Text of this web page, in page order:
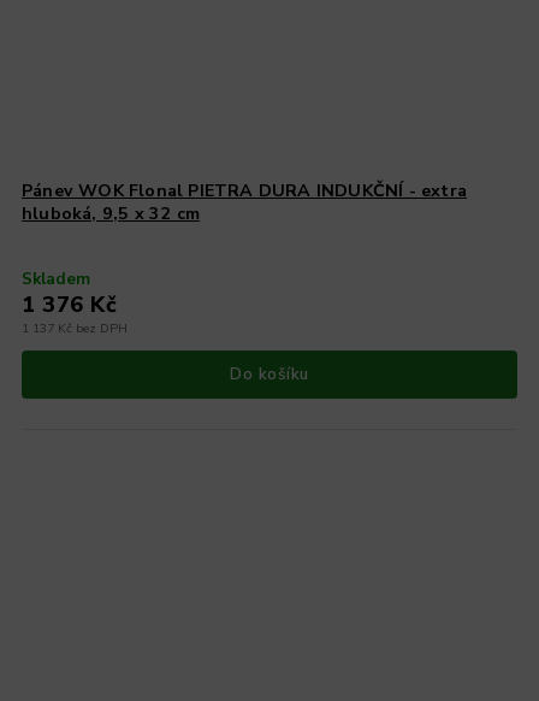
Pánev WOK Flonal PIETRA DURA INDUKČNÍ - extra
hluboká, 9,5 x 32 cm
Skladem
1 137 Kč bez DPH
1 376 Kč
Do košíku